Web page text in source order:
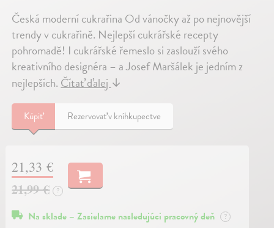
Česká moderní cukrařina Od vánočky až po nejnovější
trendy v cukrařině. Nejlepší cukrářské recepty
pohromadě! I cukrářské řemeslo si zaslouží svého
kreativního designéra – a Josef Maršálek je jedním z
nejlepších. Čítať ďalej ↓
Kúpiť Rezervovať v kníhkupectve
21,33 €
21,99 €
?
Na sklade – Zasielame nasledujúci pracovný deň ?